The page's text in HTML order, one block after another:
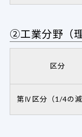
②工業分野（
区分
第Ⅳ区分（1/4の減